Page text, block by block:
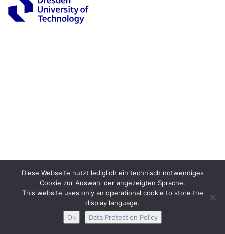
Diese Webseite nutzt lediglich ein technisch notwendiges
Cookie zur Auswahl der angezeigten Sprache.
This website uses only an operational cookie to store the
display language.
Ok
Data Protection Policy